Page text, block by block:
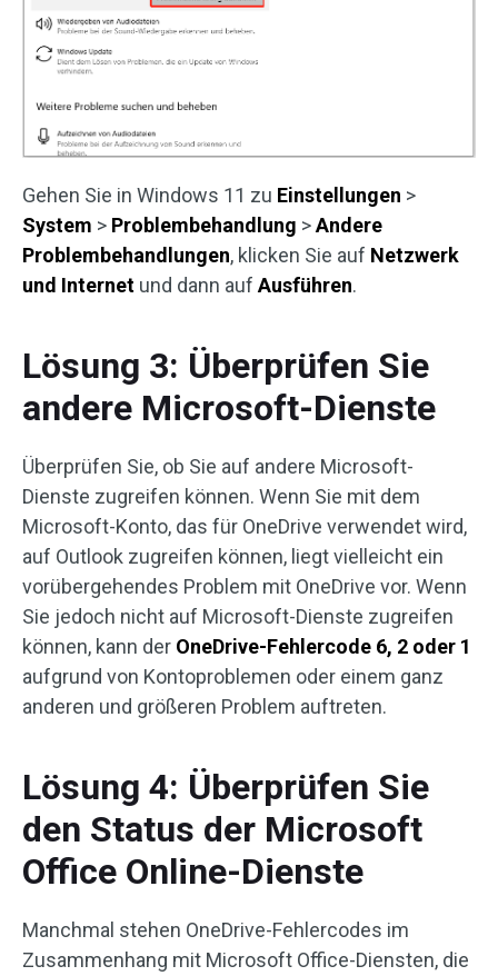
Gehen Sie in Windows 11 zu Einstellungen >
System > Problembehandlung >Andere
Problembehandlungen, klicken Sie auf Netzwerk
und Internet und dann auf Ausführen.
Lösung 3: Überprüfen Sie
andere Microsoft-Dienste
Überprüfen Sie, ob Sie auf andere Microsoft-
Dienste zugreifen können. Wenn Sie mit dem
Microsoft-Konto, das für OneDrive verwendet wird,
auf Outlook zugreifen können, liegt vielleicht ein
vorübergehendes Problem mit OneDrive vor. Wenn
Sie jedoch nicht auf Microsoft-Dienste zugreifen
können, kann der OneDrive-Fehlercode 6, 2 oder 1
aufgrund von Kontoproblemen oder einem ganz
anderen und größeren Problem auftreten.
Lösung 4: Überprüfen Sie
den Status der Microsoft
Office Online-Dienste
Manchmal stehen OneDrive-Fehlercodes im
Zusammenhang mit Microsoft Office-Diensten, die